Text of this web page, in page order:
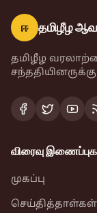
ஈ தமிழீழ
தமிழீழ
விரைவு
முகப்பு
செய்தித்தாள்கள்